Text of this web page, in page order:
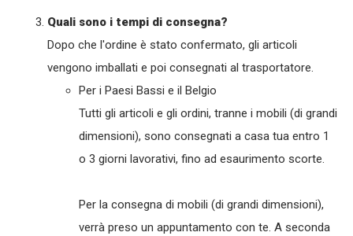
Quali sono i tempi di consegna?
Dopo che l'ordine è stato confermato, gli articoli
vengono imballati e poi consegnati al trasportatore.
Per i Paesi Bassi e il Belgio
Tutti gli articoli e gli ordini, tranne i mobili (di grandi
dimensioni), sono consegnati a casa tua entro 1
o 3 giorni lavorativi, fino ad esaurimento scorte.
Per la consegna di mobili (di grandi dimensioni),
verrà preso un appuntamento con te. A seconda